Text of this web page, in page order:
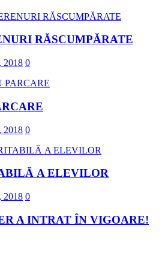
RĂSCUMPĂRATE
2018 0
2018 0
A ELEVILOR
2018 0
A INTRAT ÎN VIGOARE!